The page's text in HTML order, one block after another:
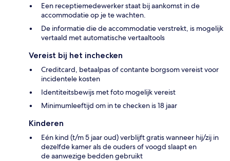
Een receptiemedewerker staat bij aankomst in de
accommodatie op je te wachten.
De informatie die de accommodatie verstrekt, is mogelijk
vertaald met automatische vertaaltools
Vereist bij het inchecken
Creditcard, betaalpas of contante borgsom vereist voor
incidentele kosten
Identiteitsbewijs met foto mogelijk vereist
Minimumleeftijd om in te checken is 18 jaar
Kinderen
Eén kind (t/m 5 jaar oud) verblijft gratis wanneer hij/zij in
dezelfde kamer als de ouders of voogd slaapt en
de aanwezige bedden gebruikt